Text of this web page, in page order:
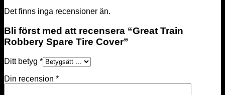
Det finns inga recensioner än.
Bli först med att recensera “Great Train
Robbery Spare Tire Cover”
Ditt betyg *
Din recension *